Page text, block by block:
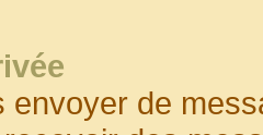
envoyer de